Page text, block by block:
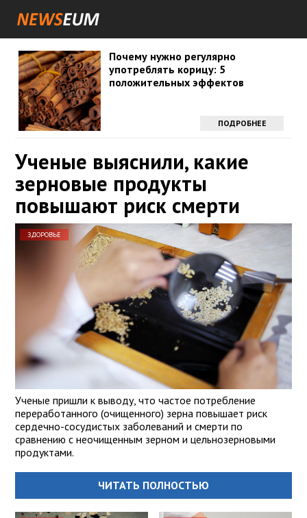
Почему нужно регулярно
употреблять корицу: 5
положительных эффектов
ПОДРОБНЕЕ
Ученые выяснили, какие
зерновые продукты
повышают риск смерти
ЗДОРОВЬЕ
Ученые пришли к выводу, что частое потребление
переработанного (очищенного) зерна повышает риск
сердечно-сосудистых заболеваний и смерти по
сравнению с неочищенным зерном и цельнозерновыми
продуктами.
ЧИТАТЬ ПОЛНОСТЬЮ